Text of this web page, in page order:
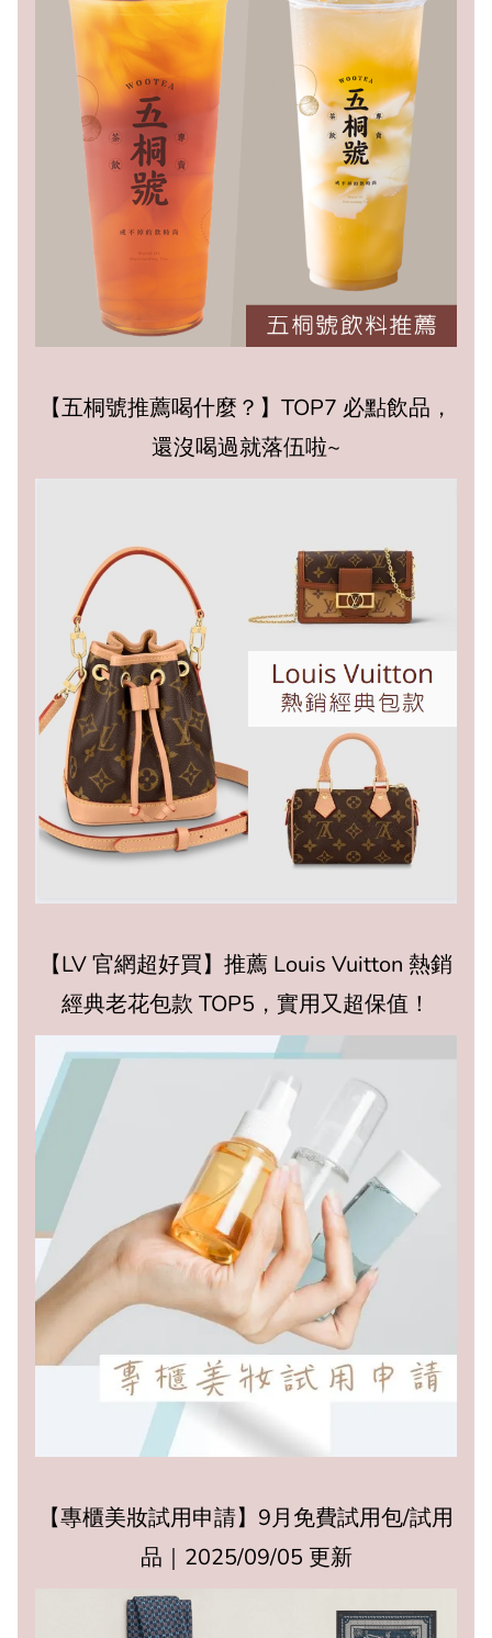
【五桐號推薦喝什麼？】TOP7 必點飲品，
還沒喝過就落伍啦~
【LV 官網超好買】推薦 Louis Vuitton 熱銷
經典老花包款 TOP5，實用又超保值！
【專櫃美妝試用申請】9月免費試用包/試用
品｜2025/09/05 更新